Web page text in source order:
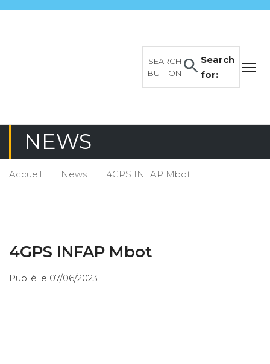
Search
for:
SEARCH
BUTTON
NEWS
Accueil News 4GPS INFAP Mbot
4GPS INFAP Mbot
Publié le 07/06/2023